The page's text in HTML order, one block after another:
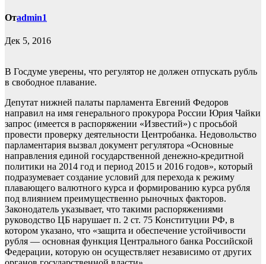
Отadmin1
Дек 5, 2016
В Госдуме уверены, что регулятор не должен отпускать рубль
в свободное плавание.
Депутат нижней палаты парламента Евгений Федоров
направил на имя генерального прокурора России Юрия Чайки
запрос (имеется в распоряжении «Известий») с просьбой
провести проверку деятельности Центробанка. Недовольство
парламентария вызвал документ регулятора «Основные
направления единой государственной денежно-кредитной
политики на 2014 год и период 2015 и 2016 годов», который
подразумевает создание условий для перехода к режиму
плавающего валютного курса и формированию курса рубля
под влиянием преимущественно рыночных факторов.
Законодатель указывает, что такими распоряжениями
руководство ЦБ нарушает п. 2 ст. 75 Конституции РФ, в
котором указано, что «защита и обеспечение устойчивости
рубля — основная функция Центрального банка Российской
Федерации, которую он осуществляет независимо от других